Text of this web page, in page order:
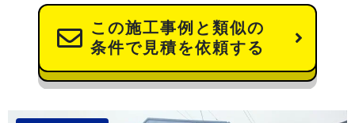
この施工事例と類似の
条件で見積を依頼する